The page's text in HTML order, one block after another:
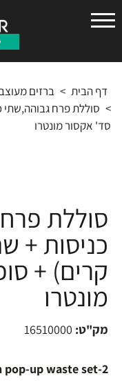
גרואה
דף הבית > ברזים
> סוללת פרח גבוהה,שתי
סד' אקסור מונטרו
סוללת
כניסות +
קרים) +
מונטרו
מק"ט: 16510000
2-handle basin mixer 220 with pop-up waste set